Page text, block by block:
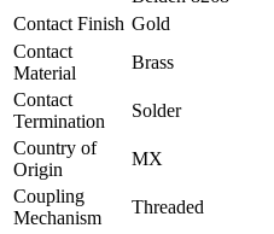
Contact Finish Gold
Contact
Material
Brass
Contact
Termination
Solder
Country of
Origin
MX
Coupling
Mechanism
Threaded